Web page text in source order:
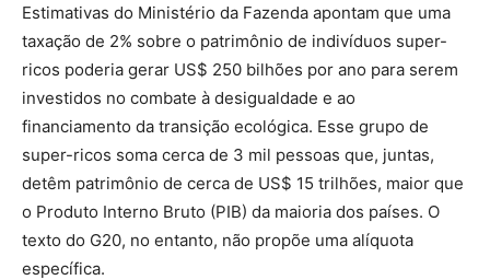
Estimativas do Ministério da Fazenda apontam que uma
taxação de 2% sobre o patrimônio de indivíduos super-
ricos poderia gerar US$ 250 bilhões por ano para serem
investidos no combate à desigualdade e ao
financiamento da transição ecológica. Esse grupo de
super-ricos soma cerca de 3 mil pessoas que, juntas,
detêm patrimônio de cerca de US$ 15 trilhões, maior que
o Produto Interno Bruto (PIB) da maioria dos países. O
texto do G20, no entanto, não propõe uma alíquota
específica.